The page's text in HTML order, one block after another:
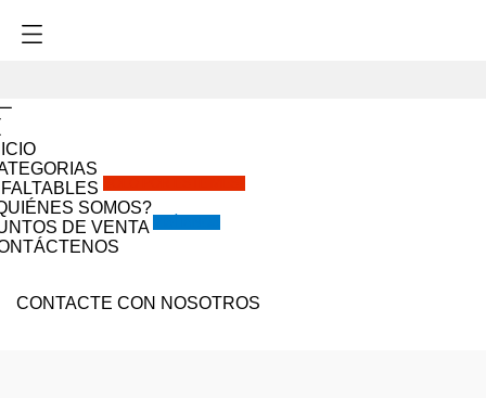
SOMOS?
DE VENTA
CONTACTE CON NOSOTROS